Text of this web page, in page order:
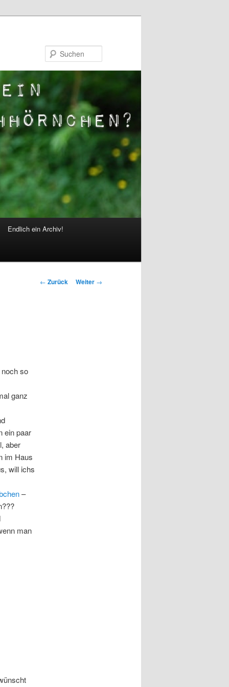
Endlich ein Archiv!
Beitrags-
← Zurück Weiter →
so
ganz
ein paar
aber
im Haus
will ichs
–
man